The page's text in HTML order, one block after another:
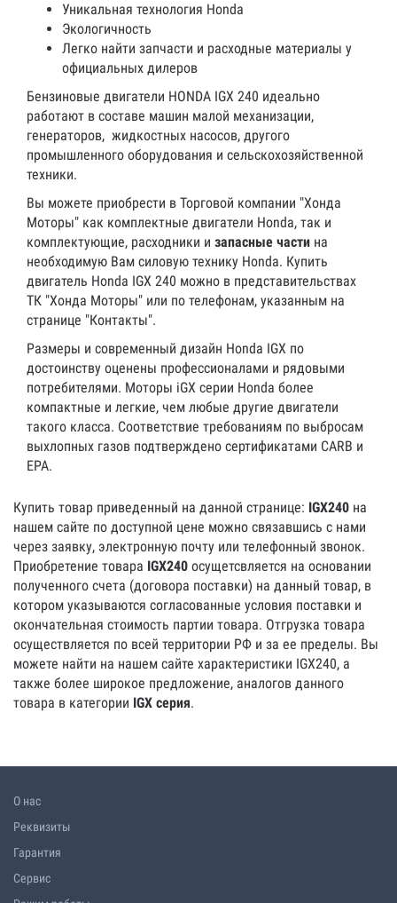
Уникальная технология Honda
Экологичность
Легко найти запчасти и расходные материалы у
официальных дилеров
Бензиновые двигатели HONDA IGX 240 идеально
работают в составе машин малой механизации,
генераторов, жидкостных насосов, другого
промышленного оборудования и сельскохозяйственной
техники.
Вы можете приобрести в Торговой компании "Хонда
Моторы" как комплектные двигатели Honda, так и
комплектующие, расходники и запасные части на
необходимую Вам силовую технику Honda. Купить
двигатель Honda IGX 240 можно в представительствах
ТК "Хонда Моторы" или по телефонам, указанным на
странице "Контакты".
Размеры и современный дизайн Honda IGX по
достоинству оценены профессионалами и рядовыми
потребителями. Моторы iGX серии Honda более
компактные и легкие, чем любые другие двигатели
такого класса. Cоответствие требованиям по выбросам
выхлопных газов подтверждено сертификатами CARB и
EPA.
Купить товар приведенный на данной странице: IGX240 на
нашем сайте по доступной цене можно связавшись с нами
через заявку, электронную почту или телефонный звонок.
Приобретение товара IGX240 осущетсвляется на основании
полученного счета (договора поставки) на данный товар, в
котором указываются согласованные условия поставки и
окончательная стоимость партии товара. Отгрузка товара
осуществляется по всей территории РФ и за ее пределы. Вы
можете найти на нашем сайте характеристики IGX240, а
также более широкое предложение, аналогов данного
товара в категории IGX серия.
О нас
Реквизиты
Гарантия
Сервис